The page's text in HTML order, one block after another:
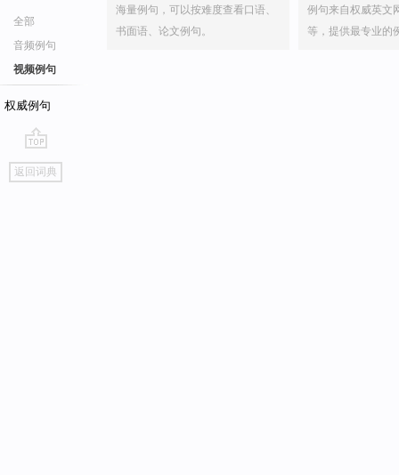
全部
音频例句
视频例句
权威例句
go
top
返回词典
海量例句，可以按难度查看口语、
书面语、论文例句。
例句来自权威英文
等，提供最专业的